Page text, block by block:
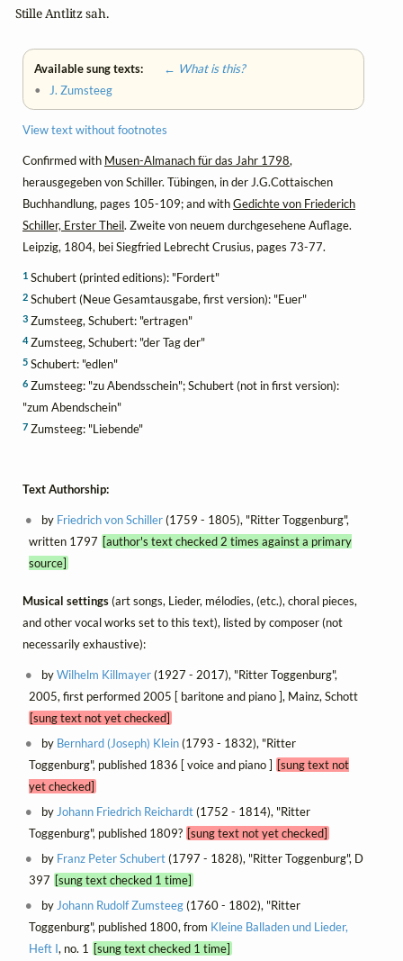
  Stille Antlitz sah.
Available sung texts:
← What is this?
•
J. Zumsteeg
View text without footnotes
Confirmed with Musen-Almanach für das Jahr 1798,
herausgegeben von Schiller. Tübingen, in der J.G.Cottaischen
Buchhandlung, pages 105-109; and withGedichte von Friederich
Schiller, Erster Theil. Zweite von neuem durchgesehene Auflage.
Leipzig, 1804, bei Siegfried Lebrecht Crusius, pages 73-77.
1 Schubert (printed editions): "Fordert"
2 Schubert (Neue Gesamtausgabe, first version): "Euer"
3 Zumsteeg, Schubert: "ertragen"
4Zumsteeg, Schubert: "der Tag der"
5 Schubert: "edlen"
6 Zumsteeg: "zu Abendsschein"; Schubert (not in first version):
"zum Abendschein"
7 Zumsteeg: "Liebende"
Text Authorship:
by Friedrich von Schiller(1759 - 1805), "Ritter Toggenburg",
written 1797 [author's text checked 2 times against a primary
source]
Musical settings(art songs, Lieder, mélodies, (etc.), choral pieces,
and other vocal works set to this text), listed by composer (not
necessarily exhaustive):
byWilhelm Killmayer(1927 - 2017), "Ritter Toggenburg",
2005, first performed 2005 [ baritone and piano ], Mainz, Schott
[sung text not yet checked]
by Bernhard (Joseph) Klein(1793 - 1832), "Ritter
Toggenburg", published 1836 [ voice and piano ] [sung text not
yet checked]
byJohann Friedrich Reichardt(1752 - 1814), "Ritter
Toggenburg", published 1809? [sung text not yet checked]
by Franz Peter Schubert(1797 - 1828), "Ritter Toggenburg", D
397 [sung text checked 1 time]
byJohann Rudolf Zumsteeg(1760 - 1802), "Ritter
Toggenburg", published 1800, from Kleine Balladen und Lieder,
Heft I, no. 1 [sung text checked 1 time]